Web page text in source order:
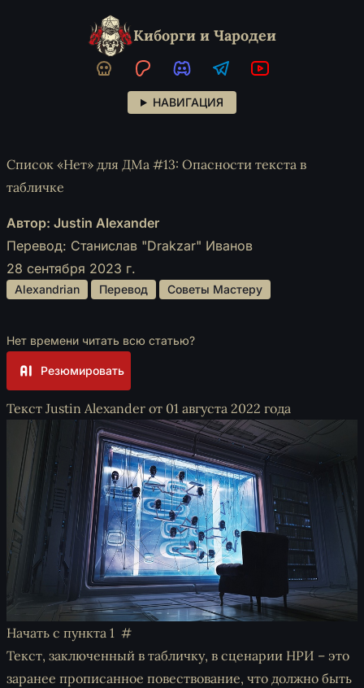
Киборги и Чародеи
НАВИГАЦИЯ
Список «Нет» для ДМа #13: Опасности текста в
табличке
Автор: Justin Alexander
Перевод: Станислав "Drakzar" Иванов
28 сентября 2023 г.
Alexandrian Перевод Советы Мастеру
Нет времени читать всю статью?
Резюмировать
Текст Justin Alexander от 01 августа 2022 года
Начать с пункта 1
Текст, заключенный в табличку, в сценарии НРИ – это
заранее прописанное повествование, что должно быть